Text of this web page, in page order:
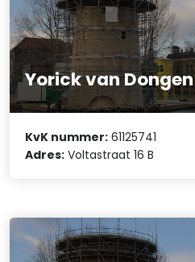
Yorick van Dongen
KvK nummer: 61125741
Adres: Voltastraat 16 B